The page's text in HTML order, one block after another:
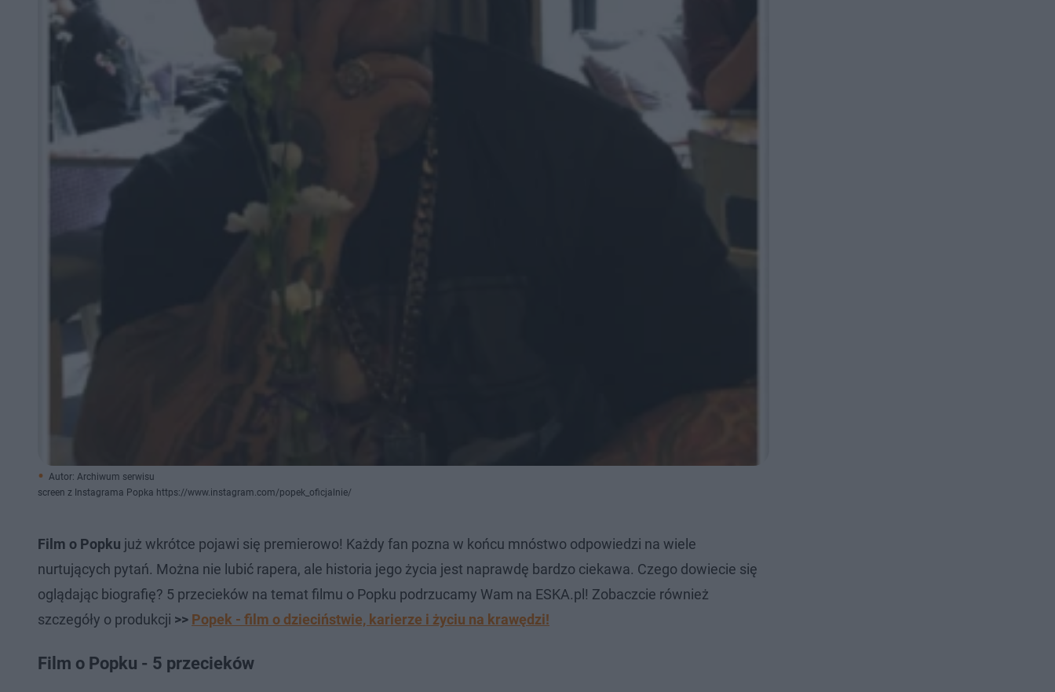
Autor: Archiwum serwisu
screen z Instagrama Popka https://www.instagram.com/popek_oficjalnie/
Film o Popku już wkrótce pojawi się premierowo! Każdy fan pozna w końcu mnóstwo odpowiedzi na wiele
nurtujących pytań. Można nie lubić rapera, ale historia jego życia jest naprawdę bardzo ciekawa. Czego dowiecie się
oglądając biografię? 5 przecieków na temat filmu o Popku podrzucamy Wam na ESKA.pl! Zobaczcie również
szczegóły o produkcji >> Popek - film o dzieciństwie, karierze i życiu na krawędzi!
Film o Popku - 5 przecieków